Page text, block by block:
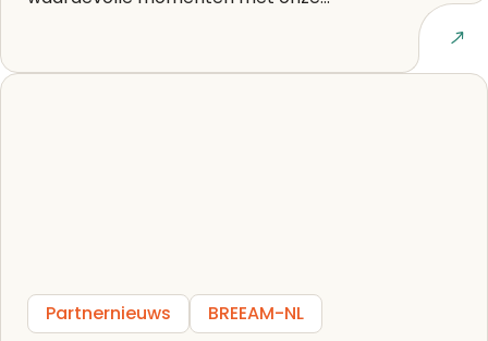
Lees artikel
Partnernieuws BREEAM-NL